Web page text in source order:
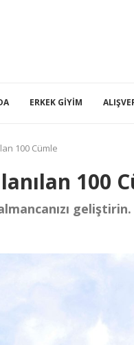
ERKEK GIYIM
100 Cümle
100
geliştirin.